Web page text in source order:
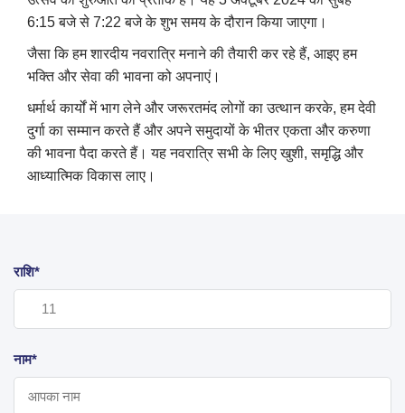
6:15 बजे से 7:22 बजे के शुभ समय के दौरान किया जाएगा।
जैसा कि हम शारदीय नवरात्रि मनाने की तैयारी कर रहे हैं, आइए हम
भक्ति और सेवा की भावना को अपनाएं।
धर्मार्थ कार्यों में भाग लेने और जरूरतमंद लोगों का उत्थान करके, हम देवी
दुर्गा का सम्मान करते हैं और अपने समुदायों के भीतर एकता और करुणा
की भावना पैदा करते हैं। यह नवरात्रि सभी के लिए खुशी, समृद्धि और
आध्यात्मिक विकास लाए।
राशि*
नाम*